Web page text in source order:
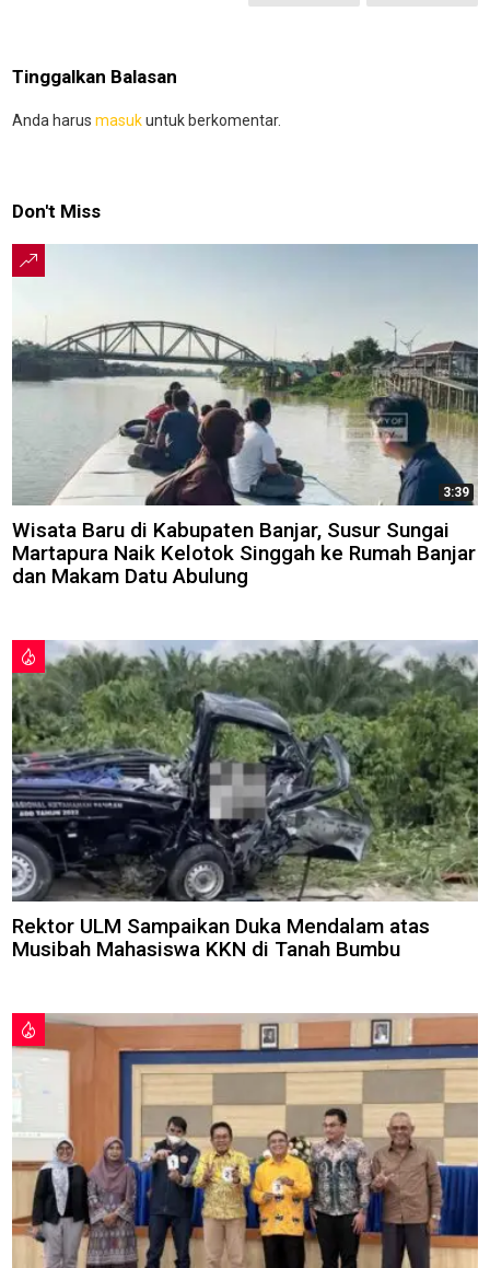
Tinggalkan Balasan
Anda harus masukuntuk berkomentar.
Don't Miss
3:39
Wisata Baru di Kabupaten Banjar, Susur Sungai
Martapura Naik Kelotok Singgah ke Rumah Banjar
dan Makam Datu Abulung
Rektor ULM Sampaikan Duka Mendalam atas
Musibah Mahasiswa KKN di Tanah Bumbu